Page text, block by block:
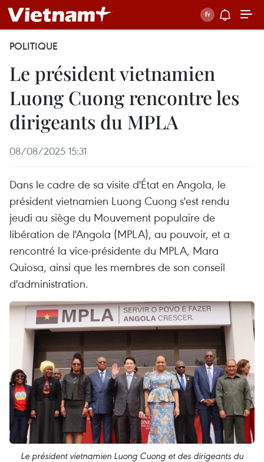
POLITIQUE
Le président vietnamien
Luong Cuong rencontre les
dirigeants du MPLA
08/08/2025 15:31
Dans le cadre de sa visite d'État en Angola, le
président vietnamien Luong Cuong s'est rendu
jeudi au siège du Mouvement populaire de
libération de l'Angola (MPLA), au pouvoir, et a
rencontré la vice-présidente du MPLA, Mara
Quiosa, ainsi que les membres de son conseil
d'administration.
Le président vietnamien Luong Cuong et des dirigeants du